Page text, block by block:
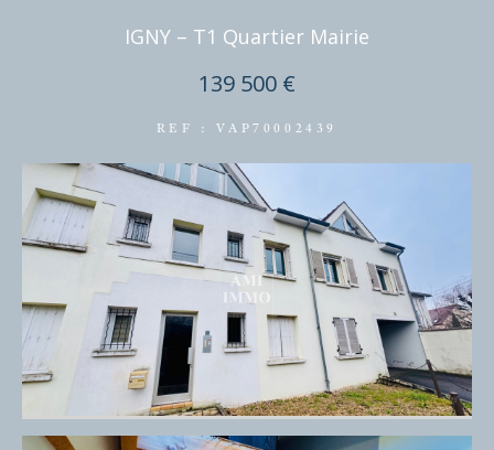
IGNY – T1 Quartier Mairie
139 500 €
REF : VAP70002439